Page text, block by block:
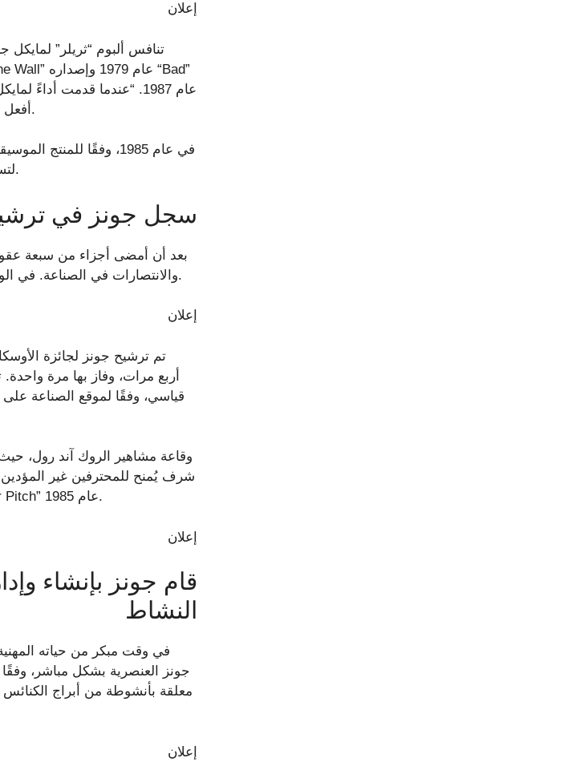
إعلان
عام 1987. “عندما قدمت
أفعل هذا طوال حياتي، ماذا تقصد، بيعت بالكامل؟” قال عن الإنجاز عبر أكاديمية الإنجاز.
في عام 1985، وفقًا
لتسجيل أغنية “نحن العالم” في محاولة لجمع الأموال من أجل إغاثة المجاعة الإثيوبية.
سجل جونز في
بعد أن أمضى أجزاء من سبعة
والانتصارات في الصناعة. في الواقع، هذه القائمة طويلة جدًا بحيث لا يمكن مناقشتها إلا في الخطوط العريضة هنا.
إعلان
تم ترشيح جونز لجائزة
على جائزة رازي لأسوأ موسيقى تصويرية عن الموسيقى التصويرية لأغنية “Fever Pitch” عام 1985.
إعلان
قام جونز بإنشاء
النشاط
في وقت مبكر من حياته
جونز العنصرية بشكل مباشر، وفقًا
معلقة بأنشوطة من أبراج
إعلان